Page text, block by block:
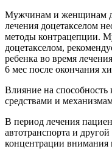
Мужчинам и женщинам
лечения доцетакселом
методы контрацепции.
доцетакселом,
ребенка во время
6 мес после окончания
Влияние на
средствами и
В период лечения
автотранспорта и
концентрации внимания